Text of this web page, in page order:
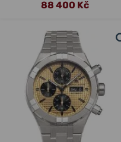
88 400 Kč